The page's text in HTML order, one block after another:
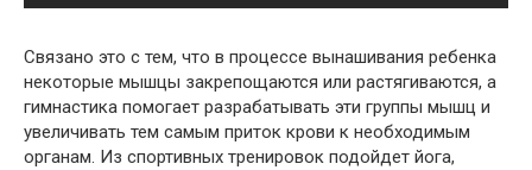
Связано это с тем, что в процессе вынашивания ребенка
некоторые мышцы закрепощаются или растягиваются, а
гимнастика помогает разрабатывать эти группы мышц и
увеличивать тем самым приток крови к необходимым
органам. Из спортивных тренировок подойдет йога,